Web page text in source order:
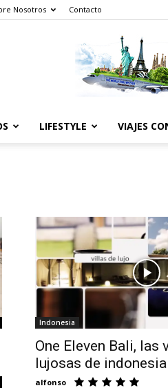
Nosotros Contacto
Thru
LIFESTYLE VIAJES
Indonesia
One Eleven Bali, las
lujosas de indonesia
alfonso